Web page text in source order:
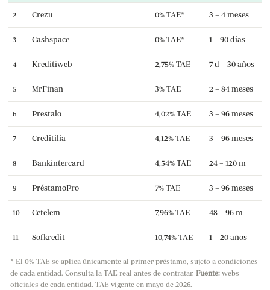
2 Crezu 0% TAE* 3 – 4 meses
3 Cashspace 0% TAE* 1 – 90 días
4 Kreditiweb 2,75% TAE 7 d – 30 años
5 MrFinan 3% TAE 2 – 84 meses
6 Prestalo 4,02% TAE 3 – 96 meses
7 Creditilia 4,12% TAE 3 – 96 meses
8 Bankintercard 4,54% TAE 24 – 120 m
9 PréstamoPro 7% TAE 3 – 96 meses
10 Cetelem 7,96% TAE 48 – 96 m
11 Sofkredit 10,74% TAE 1 – 20 años
* El 0% TAE se aplica únicamente al primer préstamo, sujeto a condiciones
de cada entidad. Consulta la TAE real antes de contratar.Fuente: webs
oficiales de cada entidad. TAE vigente en mayo de 2026.